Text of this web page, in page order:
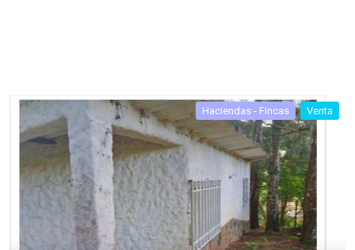
Haciendas - Fincas Venta